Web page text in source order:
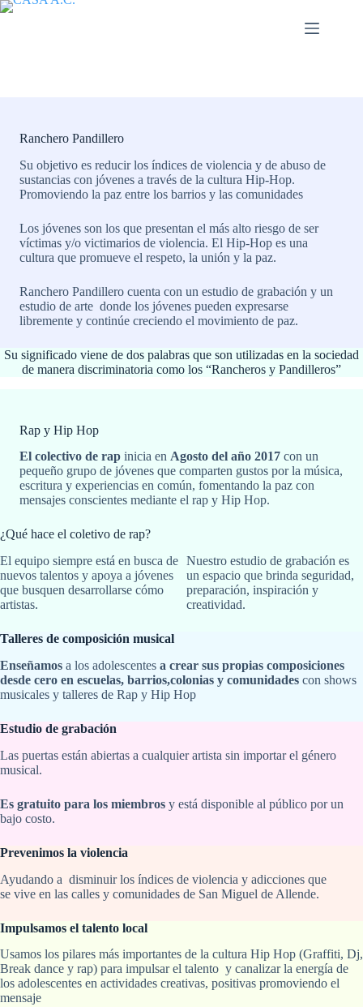
Saltar
Ranchero Pandillero
Su objetivo es reducir los índices de violencia y de abuso de
sustancias con jóvenes a través de la cultura Hip-Hop.
Promoviendo la paz entre los barrios y las comunidades
Los jóvenes son los que presentan el más alto riesgo de ser
víctimas y/o victimarios de violencia. El Hip-Hop es una
cultura que promueve el respeto, la unión y la paz.
Ranchero Pandillero cuenta con un estudio de grabación y un
estudio de arte donde los jóvenes pueden expresarse
libremente y continúe creciendo el movimiento de paz.
Su significado viene de dos palabras que son utilizadas en la sociedad
de manera discriminatoria como los “Rancheros y Pandilleros”
Rap y Hip Hop
El colectivo de rap inicia en Agosto del año 2017 con un
pequeño grupo de jóvenes que comparten gustos por la música,
escritura y experiencias en común, fomentando la paz con
mensajes conscientes mediante el rap y Hip Hop.
¿Qué hace el coletivo de rap?
El equipo siempre está en busca de
nuevos talentos y apoya a jóvenes
que busquen desarrollarse cómo
artistas.
Nuestro estudio de grabación es
un espacio que brinda seguridad,
preparación, inspiración y
creatividad.
Talleres de composición musical
Enseñamos a los adolescentes a crear sus propias composiciones
desde cero en escuelas, barrios,colonias y comunidades con shows
musicales y talleres de Rap y Hip Hop
Estudio de grabación
Las puertas están abiertas a cualquier artista sin importar el género
musical.
Es gratuito para los miembros y está disponible al público por un
bajo costo.
Prevenimos la violencia
Ayudando a disminuir los índices de violencia y adicciones que
se vive en las calles y comunidades de San Miguel de Allende.
Impulsamos el talento local
Usamos los pilares más importantes de la cultura Hip Hop (Graffiti, Dj,
Break dance y rap) para impulsar el talento y canalizar la energía de
los adolescentes en actividades creativas, positivas promoviendo el
mensaje